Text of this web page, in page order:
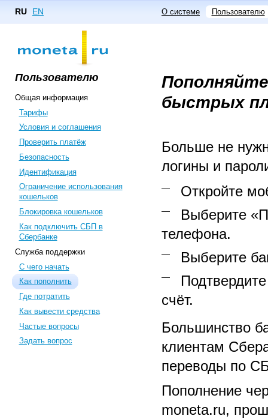
RU EN О системе Пользователю
Пользователю
Общая информация
Тарифы
Условия и соглашения
Проверить платёж
Безопасность
Идентификация
Ограничение использования
кошельков
Блокировка кошельков
Как подключить СБП в
Сбербанке
Служба поддержки
С чего начать
Как пополнить
Где потратить
Как вывести средства
Частые вопросы
Задать вопрос
быстрых
Больше не
логины и
Откройте
Выберите
телефона.
Выберите
счёт.
Большинство
клиентам
переводы по
Пополнение
moneta.ru,